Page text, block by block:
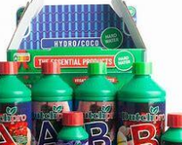
worden
op
de
productpagina